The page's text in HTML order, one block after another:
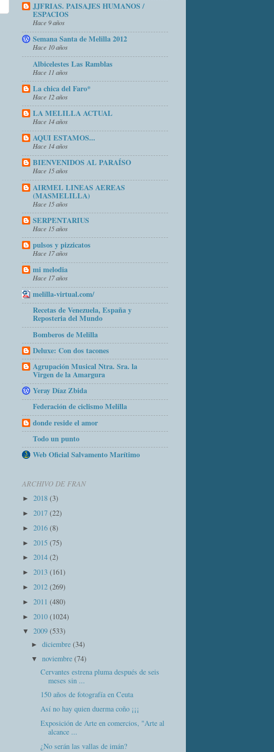
JJFRIAS. PAISAJES HUMANOS /
ESPACIOS
Hace 9 años
Semana Santa de Melilla 2012
Hace 10 años
Albicelestes Las Ramblas
Hace 11 años
La chica del Faro*
Hace 12 años
LA MELILLA ACTUAL
Hace 14 años
AQUI ESTAMOS...
Hace 14 años
BIENVENIDOS AL PARAÍSO
Hace 15 años
AIRMEL LINEAS AEREAS
(MASMELILLA)
Hace 15 años
SERPENTARIUS
Hace 15 años
pulsos y pizzicatos
Hace 17 años
mi melodia
Hace 17 años
melilla-virtual.com/
Recetas de Venezuela, España y
Reposteria del Mundo
Bomberos de Melilla
Deluxe: Con dos tacones
Agrupación Musical Ntra. Sra. la
Virgen de la Amargura
Yeray Díaz Zbida
Federación de ciclismo Melilla
donde reside el amor
Todo un punto
Web Oficial Salvamento Marítimo
ARCHIVO DE FRAN
► 2018 (3)
► 2017 (22)
► 2016 (8)
► 2015 (75)
► 2014 (2)
► 2013 (161)
► 2012 (269)
► 2011 (480)
► 2010 (1024)
▼ 2009 (533)
►diciembre(34)
▼noviembre(74)
Cervantes estrena pluma después de seis
meses sin ...
150 años de fotografía en Ceuta
Así no hay quien duerma coño ¡¡¡
Exposición de Arte en comercios, "Arte al
alcance ...
¿No serán las vallas de imán?